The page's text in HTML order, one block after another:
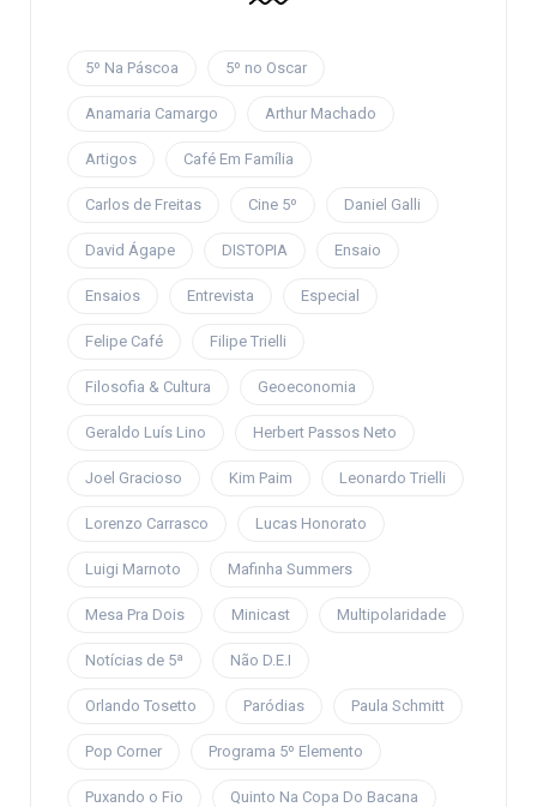
5º Na Páscoa 5º no Oscar
Anamaria Camargo Arthur Machado
Artigos Café Em Família
Carlos de Freitas Cine 5º Daniel Galli
David Ágape DISTOPIA Ensaio
Ensaios Entrevista Especial
Felipe Café Filipe Trielli
Filosofia & Cultura Geoeconomia
Geraldo Luís Lino Herbert Passos Neto
Joel Gracioso Kim Paim Leonardo Trielli
Lorenzo Carrasco Lucas Honorato
Luigi Marnoto Mafinha Summers
Mesa Pra Dois Minicast Multipolaridade
Notícias de 5ª Não D.E.I
Orlando Tosetto Paródias Paula Schmitt
Pop Corner Programa 5º Elemento
Puxando o Fio Quinto Na Copa Do Bacana